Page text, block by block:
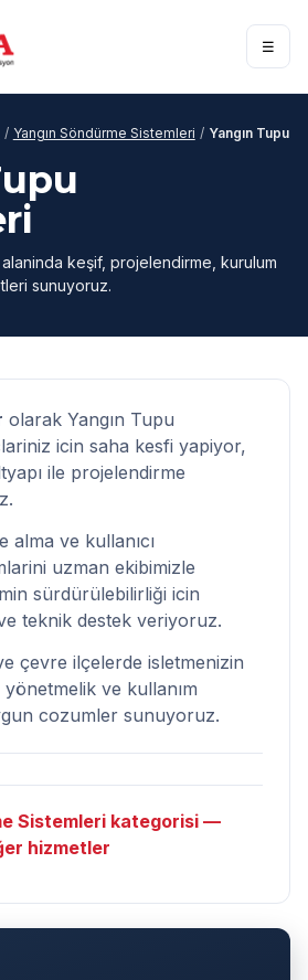
☰
/ Yangın Söndürme Sistemleri / Yangın Tupu
keşif, projelendirme, kurulum
sunuyoruz.
olarak Yangın Tupu
icin saha kesfi yapiyor,
ile projelendirme
alma ve kullanıcı
uzman ekibimizle
sürdürülebilirliği icin
teknik destek veriyoruz.
çevre ilçelerde isletmenizin
ve kullanım
cozumler sunuyoruz.
Sistemleri kategorisi —
hizmetler